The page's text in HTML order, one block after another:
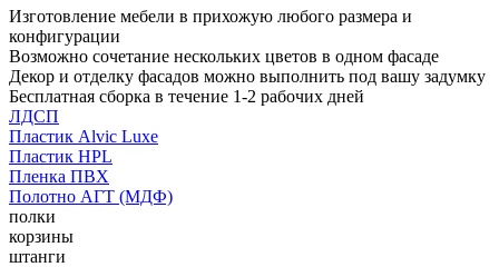
Изготовление мебели в прихожую любого размера и
конфигурации
Возможно сочетание нескольких цветов в одном фасаде
Декор и отделку фасадов можно выполнить под вашу задумку
Бесплатная сборка в течение 1-2 рабочих дней
ЛДСП
Пластик Alvic Luxe
Пластик HPL
Пленка ПВХ
Полотно АГТ (МДФ)
полки
корзины
штанги